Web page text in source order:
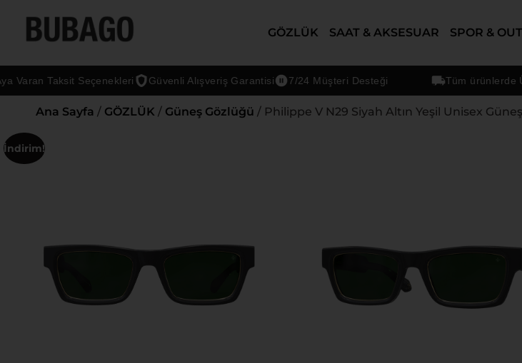
GÖZLÜK SAAT & AKSESUAR SPOR &
Taksit Seçenekleri Güvenli Alışveriş Garantisi 7/24 Müşteri Desteği Tüm ürünlerde
Ana Sayfa / GÖZLÜK / Güneş Gözlüğü / Philippe V N29 Siyah Altın Yeşil Unisex
İndirim!